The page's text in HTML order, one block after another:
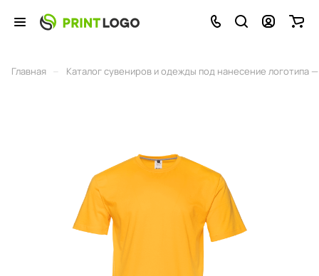
Главная Каталог сувениров и одежды под нанесение логотипа